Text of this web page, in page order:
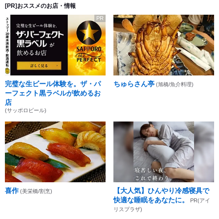
[PR]おススメのお店・情報
PR
完璧な生ビール体験を。ザ・パ
ーフェクト黒ラベルが飲めるお
店
(サッポロビール)
ちゅらさん亭 (旭橋/魚介料理)
喜作 (美栄橋/割烹)
【大人気】ひんやり冷感寝具で
快適な睡眠をあなたに。
PR(アイ
リスプラザ)